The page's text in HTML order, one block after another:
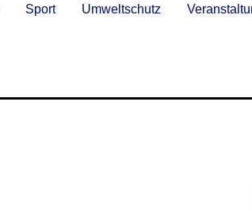
Sport Umweltschutz